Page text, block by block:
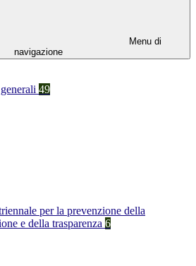
Menu di
navigazione
49
per la prevenzione della
e della trasparenza 6